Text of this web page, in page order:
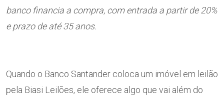
banco financia a compra, com entrada a partir de 20%
e prazo de até 35 anos.
Quando o Banco Santander coloca um imóvel em leilão
pela Biasi Leilões, ele oferece algo que vai além do